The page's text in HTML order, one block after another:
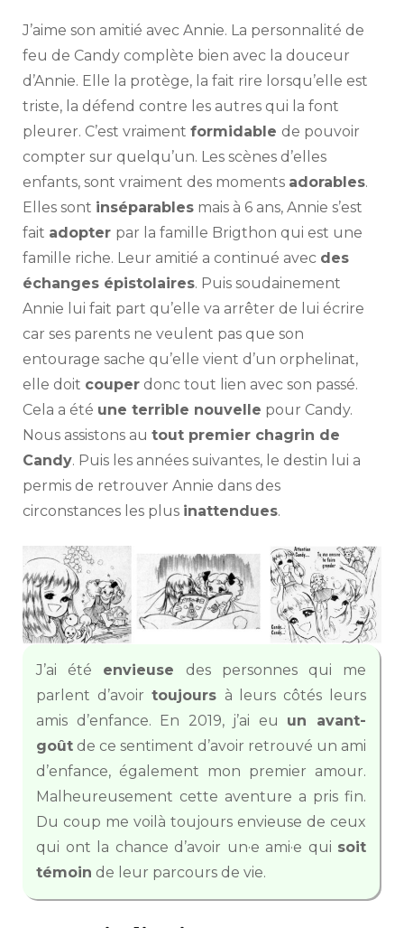
J’aime son amitié avec Annie. La personnalité de
feu de Candy complète bien avec la douceur
d’Annie. Elle la protège, la fait rire lorsqu’elle est
triste, la défend contre les autres qui la font
pleurer. C’est vraiment formidable de pouvoir
compter sur quelqu’un. Les scènes d’elles
enfants, sont vraiment des moments adorables.
Elles sont inséparables mais à 6 ans, Annie s’est
fait adopter par la famille Brigthon qui est une
famille riche. Leur amitié a continué avec des
échanges épistolaires. Puis soudainement
Annie lui fait part qu’elle va arrêter de lui écrire
car ses parents ne veulent pas que son
entourage sache qu’elle vient d’un orphelinat,
elle doit couper donc tout lien avec son passé.
Cela a été une terrible nouvelle pour Candy.
Nous assistons au tout premier chagrin de
Candy. Puis les années suivantes, le destin lui a
permis de retrouver Annie dans des
circonstances les plus inattendues.
J’ai été envieuse des personnes qui me
parlent d’avoir toujours à leurs côtés leurs
amis d’enfance. En 2019, j’ai eu un avant-
goût de ce sentiment d’avoir retrouvé un ami
d’enfance, également mon premier amour.
Malheureusement cette aventure a pris fin.
Du coup me voilà toujours envieuse de ceux
qui ont la chance d’avoir un·e ami·e qui soit
témoin de leur parcours de vie.